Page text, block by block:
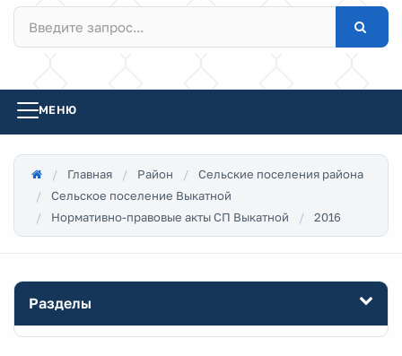
МЕНЮ
Главная Район
Сельские поселения района
Сельское поселение Выкатной
Нормативно-правовые акты СП Выкатной
2016
Разделы